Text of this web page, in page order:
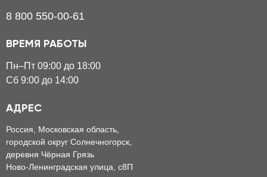
8 800 550-00-61
ВРЕМЯ РАБОТЫ
Пн–Пт 09:00 до 18:00
Сб 9:00 до 14:00
АДРЕС
Россия, Московская область,
городской округ Солнечногорск,
деревня Чёрная Грязь
Ново-Ленинградская улица, с8П